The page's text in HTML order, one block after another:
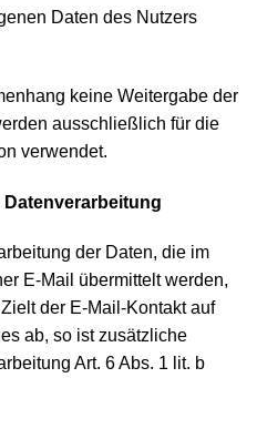
Daten des Nutzers
keine Weitergabe der
ausschließlich für die
verwendet.
der Daten, die im
E-Mail übermittelt werden,
der E-Mail-Kontakt auf
ab, so ist zusätzliche
Art. 6 Abs. 1 lit. b